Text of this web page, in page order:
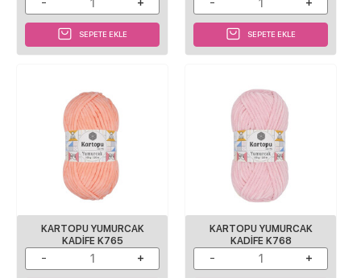
SEPETE EKLE SEPETE EKLE
KARTOPU YUMURCAK
KADIFE K765
KARTOPU YUMURCAK
KADIFE K768